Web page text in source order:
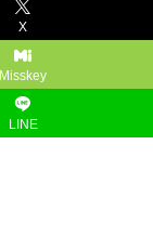
X
Misskey
LINE